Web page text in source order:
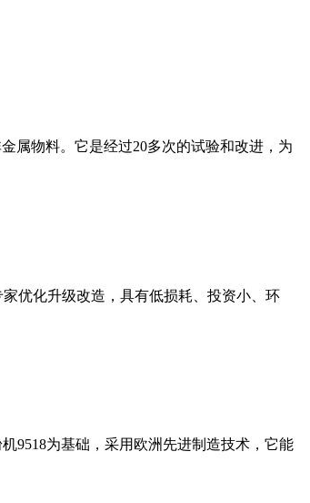
属物料。它是经过20多次的试验和改进，为
优化升级改造，具有低损耗、投资小、环
9518为基础，采用欧洲先进制造技术，它能